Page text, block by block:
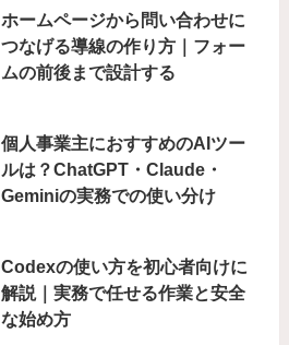
ホームページから問い合わせに
つなげる導線の作り方｜フォー
ムの前後まで設計する
個人事業主におすすめのAIツー
ルは？ChatGPT・Claude・
Geminiの実務での使い分け
Codexの使い方を初心者向けに
解説｜実務で任せる作業と安全
な始め方